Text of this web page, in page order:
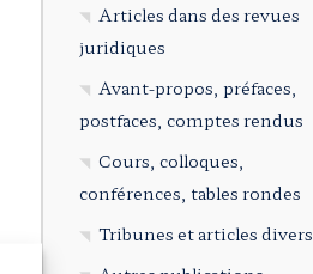
Articles dans des revues
juridiques
Avant-propos, préfaces,
postfaces, comptes rendus
Cours, colloques,
conférences, tables rondes
Tribunes et articles divers